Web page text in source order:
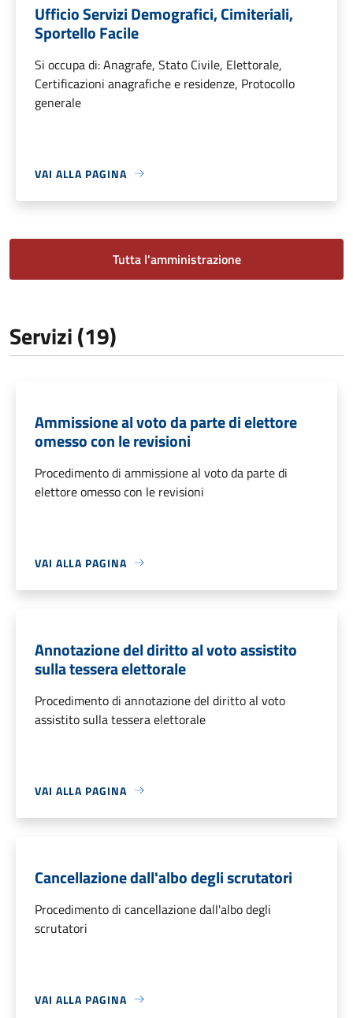
Ufficio Servizi Demografici, Cimiteriali,
Sportello Facile
Si occupa di: Anagrafe, Stato Civile, Elettorale,
Certificazioni anagrafiche e residenze, Protocollo
generale
VAI ALLA PAGINA
Tutta l'amministrazione
Servizi (19)
Ammissione al voto da parte di elettore
omesso con le revisioni
Procedimento di ammissione al voto da parte di
elettore omesso con le revisioni
VAI ALLA PAGINA
Annotazione del diritto al voto assistito
sulla tessera elettorale
Procedimento di annotazione del diritto al voto
assistito sulla tessera elettorale
VAI ALLA PAGINA
Cancellazione dall'albo degli scrutatori
Procedimento di cancellazione dall'albo degli
scrutatori
VAI ALLA PAGINA